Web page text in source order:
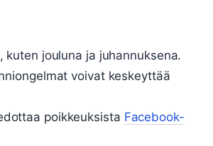
jouluna ja juhannuksena.
voivat keskeyttää
poikkeuksista Facebook-